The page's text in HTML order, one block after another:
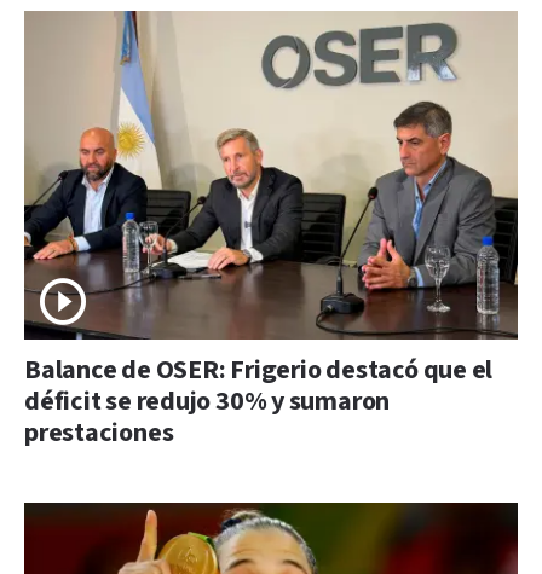
Balance de OSER: Frigerio destacó que el
déficit se redujo 30% y sumaron
prestaciones